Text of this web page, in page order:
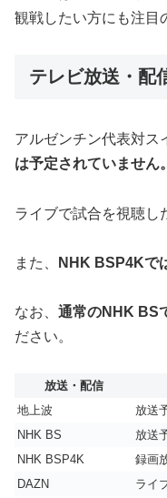
観戦したい方にも注目
テレビ放送・配
アルゼンチン代表対ス
は予定されていません。
ライブで試合を視聴し
また、 NHK BSP4Kで
なお、 通常のNHK BS
ださい。
放送・配信
地上波
放送
NHK BS
放送
NHK BSP4K
録画
DAZN
ライ